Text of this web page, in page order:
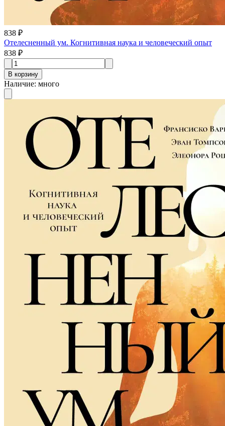
838 ₽
Отелесненный ум. Когнитивная наука и человеческий опыт
838 ₽
В корзину
Наличие: много